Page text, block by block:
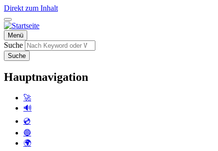
Direkt zum Inhalt
Menü
Suche
Suche
Hauptnavigation
🚀
🔊
💿
🔵
🌍